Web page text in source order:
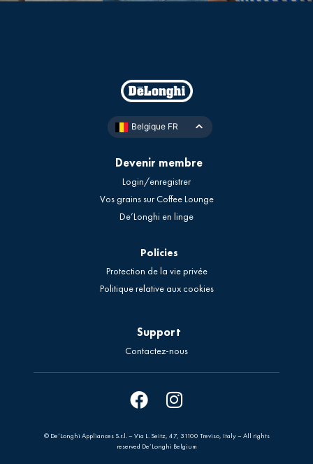
Belgique FR
Devenir membre
Login/enregistrer
Vos grains sur Coffee Lounge
De’Longhi en linge
Policies
Protection de la vie privée
Politique relative aux cookies
Support
Contactez-nous
© De’Longhi Appliances S.r.l. – Via L. Seitz, 47, 31100 Treviso, Italy – All rights
reserved De’Longhi Belgium